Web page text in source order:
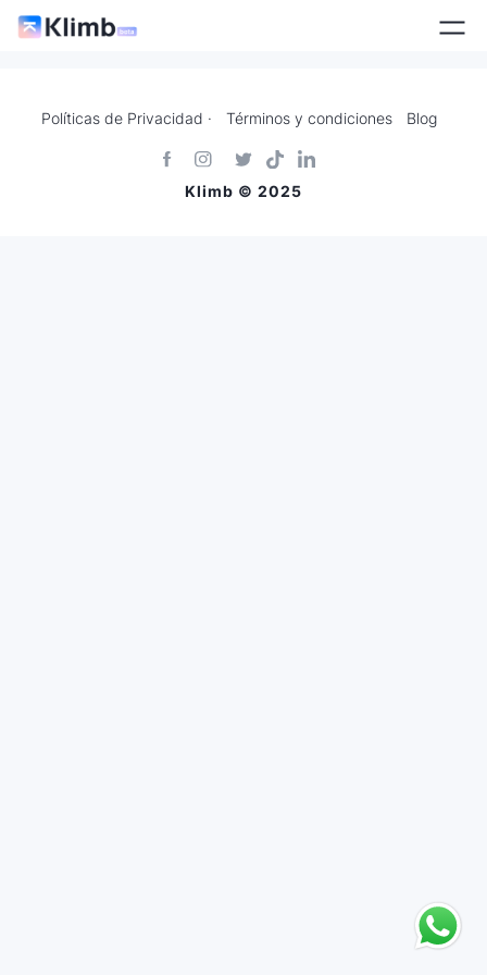
Políticas de Privacidad · Términos y condiciones Blog
Klimb © 2025